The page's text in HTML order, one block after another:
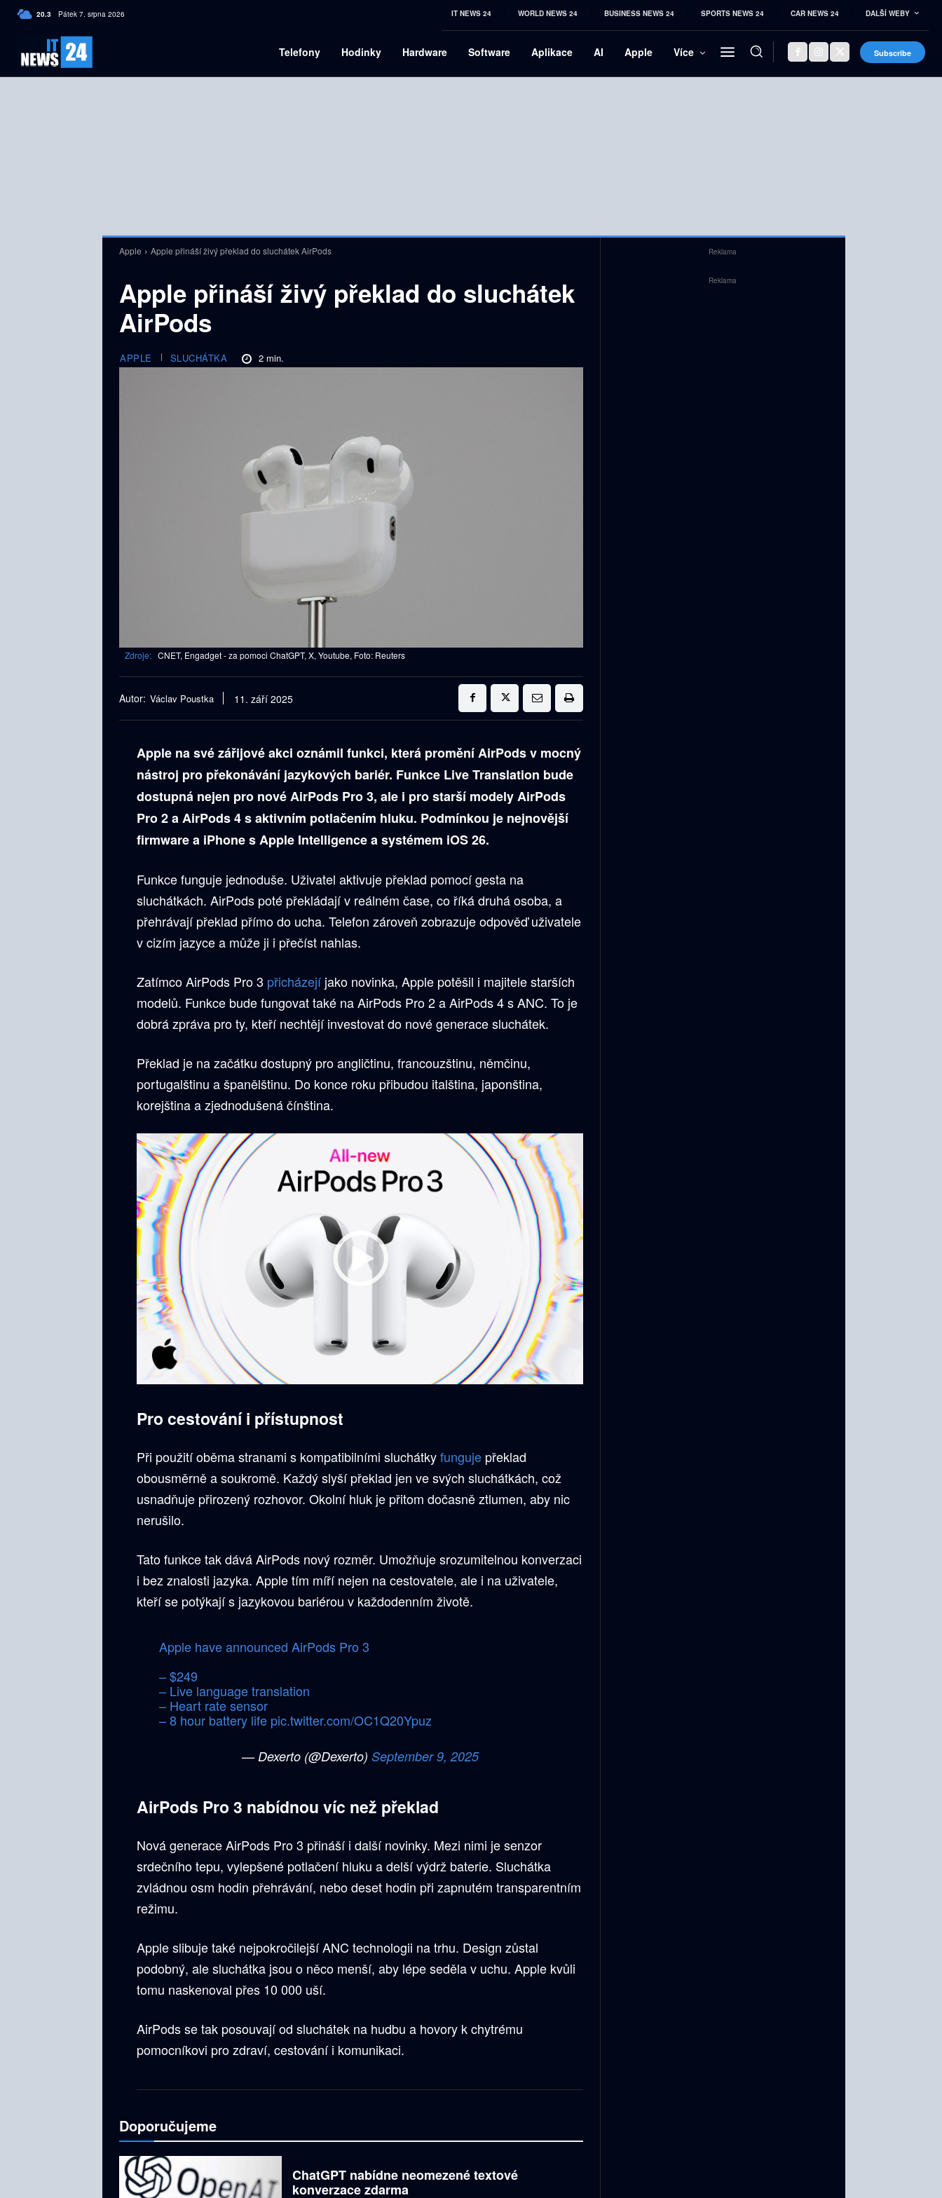
20.3 C Czech
Pátek 7. srpna 2026 IT NEWS 24 WORLD NEWS 24 BUSINESS NEWS 24 SPORTS NEWS 24 CAR NEWS 24 DALŠÍ WEBY
Telefony Hodinky Hardware Software Aplikace AI Apple Více Subscribe
Apple Apple přináší živý překlad do sluchátek AirPods
Apple přináší živý překlad do sluchátek
AirPods
APPLE SLUCHÁTKA 2 min.
Zdroje: CNET, Engadget - za pomoci ChatGPT, X, Youtube, Foto: Reuters
Autor: Václav Poustka 11. září 2025
Apple na své zářijové akci oznámil funkci, která promění AirPods v mocný
nástroj pro překonávání jazykových bariér. Funkce Live Translation bude
dostupná nejen pro nové AirPods Pro 3, ale i pro starší modely AirPods
Pro 2 a AirPods 4 s aktivním potlačením hluku. Podmínkou je nejnovější
firmware a iPhone s Apple Intelligence a systémem iOS 26.
Funkce funguje jednoduše. Uživatel aktivuje překlad pomocí gesta na
sluchátkách. AirPods poté překládají v reálném čase, co říká druhá osoba, a
přehrávají překlad přímo do ucha. Telefon zároveň zobrazuje odpověď uživatele
v cizím jazyce a může ji i přečíst nahlas.
Zatímco AirPods Pro 3 přicházejíjako novinka, Apple potěšil i majitele starších
modelů. Funkce bude fungovat také na AirPods Pro 2 a AirPods 4 s ANC. To je
dobrá zpráva pro ty, kteří nechtějí investovat do nové generace sluchátek.
Překlad je na začátku dostupný pro angličtinu, francouzštinu, němčinu,
portugalštinu a španělštinu. Do konce roku přibudou italština, japonština,
korejština a zjednodušená čínština.
Pro cestování i přístupnost
Při použití oběma stranami s kompatibilními sluchátkyfunguje překlad
obousměrně a soukromě. Každý slyší překlad jen ve svých sluchátkách, což
usnadňuje přirozený rozhovor. Okolní hluk je přitom dočasně ztlumen, aby nic
nerušilo.
Tato funkce tak dává AirPods nový rozměr. Umožňuje srozumitelnou konverzaci
i bez znalosti jazyka. Apple tím míří nejen na cestovatele, ale i na uživatele,
kteří se potýkají s jazykovou bariérou v každodenním životě.
Apple have announced AirPods Pro 3
– $249
– Live language translation
– Heart rate sensor
– 8 hour battery life pic.twitter.com/OC1Q20Ypuz
— Dexerto (@Dexerto) September 9, 2025
AirPods Pro 3 nabídnou víc než překlad
Nová generace AirPods Pro 3 přináší i další novinky. Mezi nimi je senzor
srdečního tepu, vylepšené potlačení hluku a delší výdrž baterie. Sluchátka
zvládnou osm hodin přehrávání, nebo deset hodin při zapnutém transparentním
režimu.
Apple slibuje také nejpokročilejší ANC technologii na trhu. Design zůstal
podobný, ale sluchátka jsou o něco menší, aby lépe seděla v uchu. Apple kvůli
tomu naskenoval přes 10 000 uší.
AirPods se tak posouvají od sluchátek na hudbu a hovory k chytrému
pomocníkovi pro zdraví, cestování i komunikaci.
Doporučujeme
ChatGPT nabídne neomezené textové
konverzace zdarma
Reklama
Reklama